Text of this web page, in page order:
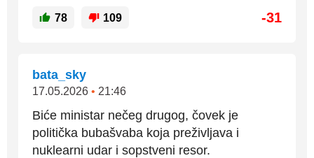
78 109 -31
bata_sky
17.05.2026 • 21:46
Biće ministar nečeg drugog, čovek je
politička bubašvaba koja preživljava i
nuklearni udar i sopstveni resor.